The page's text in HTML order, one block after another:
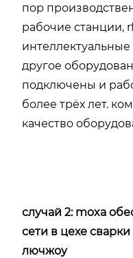
пор
рабочие станции,
другое
подключены и
более трёх лет.
качество
случай 2: moxa
сети в цехе
лючжоу